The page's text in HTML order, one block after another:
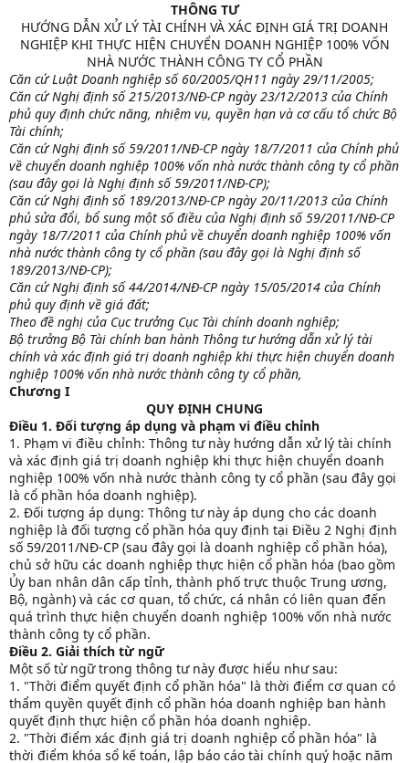
THÔNG TƯ
HƯỚNG DẪN XỬ LÝ TÀI CHÍNH VÀ XÁC ĐỊNH GIÁ TRỊ DOANH
NGHIỆP KHI THỰC HIỆN CHUYỂN DOANH NGHIỆP 100% VỐN
NHÀ NƯỚC THÀNH CÔNG TY CỔ PHẦN​
Căn cứ Luật Doanh nghiệp số 60/2005/QH11 ngày 29/11/2005;
Căn cứ Nghị định số 215/2013/NĐ-CP ngày 23/12/2013 của Chính
phủ quy định chức năng, nhiệm vụ, quyền hạn và cơ cấu tổ chức Bộ
Tài chính;
Căn cứ Nghị định số 59/2011/NĐ-CP ngày 18/7/2011 của Chính phủ
về chuyển doanh nghiệp 100% vốn nhà nước thành công ty cổ phần
(sau đây gọi là Nghị định số 59/2011/NĐ-CP);
Căn cứ Nghị định số 189/2013/NĐ-CP ngày 20/11/2013 của Chính
phủ sửa đổi, bổ sung một số điều của Nghị định số 59/2011/NĐ-CP
ngày 18/7/2011 của Chính phủ về chuyển doanh nghiệp 100% vốn
nhà nước thành công ty cổ phần (sau đây gọi là Nghị định số
189/2013/NĐ-CP);
Căn cứ Nghị định số 44/2014/NĐ-CP ngày 15/05/2014 của Chính
phủ quy định về giá đất;
Theo đề nghị của Cục trưởng Cục Tài chính doanh nghiệp;
Bộ trưởng Bộ Tài chính ban hành Thông tư hướng dẫn xử lý tài
chính và xác định giá trị doanh nghiệp khi thực hiện chuyển doanh
nghiệp 100% vốn nhà nước thành công ty cổ phần,
Chương I
QUY ĐỊNH CHUNG
Điều 1. Đối tượng áp dụng và phạm vi điều chỉnh
1. Phạm vi điều chỉnh: Thông tư này hướng dẫn xử lý tài chính
và xác định giá trị doanh nghiệp khi thực hiện chuyển doanh
nghiệp 100% vốn nhà nước thành công ty cổ phần (sau đây gọi
là cổ phần hóa doanh nghiệp).
2. Đối tượng áp dụng: Thông tư này áp dụng cho các doanh
nghiệp là đối tượng cổ phần hóa quy định tại Điều 2 Nghị định
số 59/2011/NĐ-CP (sau đây gọi là doanh nghiệp cổ phần hóa),
chủ sở hữu các doanh nghiệp thực hiện cổ phần hóa (bao gồm
Ủy ban nhân dân cấp tỉnh, thành phố trực thuộc Trung ương,
Bộ, ngành) và các cơ quan, tổ chức, cá nhân có liên quan đến
quá trình thực hiện chuyển doanh nghiệp 100% vốn nhà nước
thành công ty cổ phần.
Điều 2. Giải thích từ ngữ
Một số từ ngữ trong thông tư này được hiểu như sau:
1. "Thời điểm quyết định cổ phần hóa" là thời điểm cơ quan có
thẩm quyền quyết định cổ phần hóa doanh nghiệp ban hành
quyết định thực hiện cổ phần hóa doanh nghiệp.
2. "Thời điểm xác định giá trị doanh nghiệp cổ phần hóa" là
thời điểm khóa sổ kế toán, lập báo cáo tài chính quý hoặc năm